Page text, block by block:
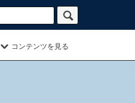
コンテンツを見る